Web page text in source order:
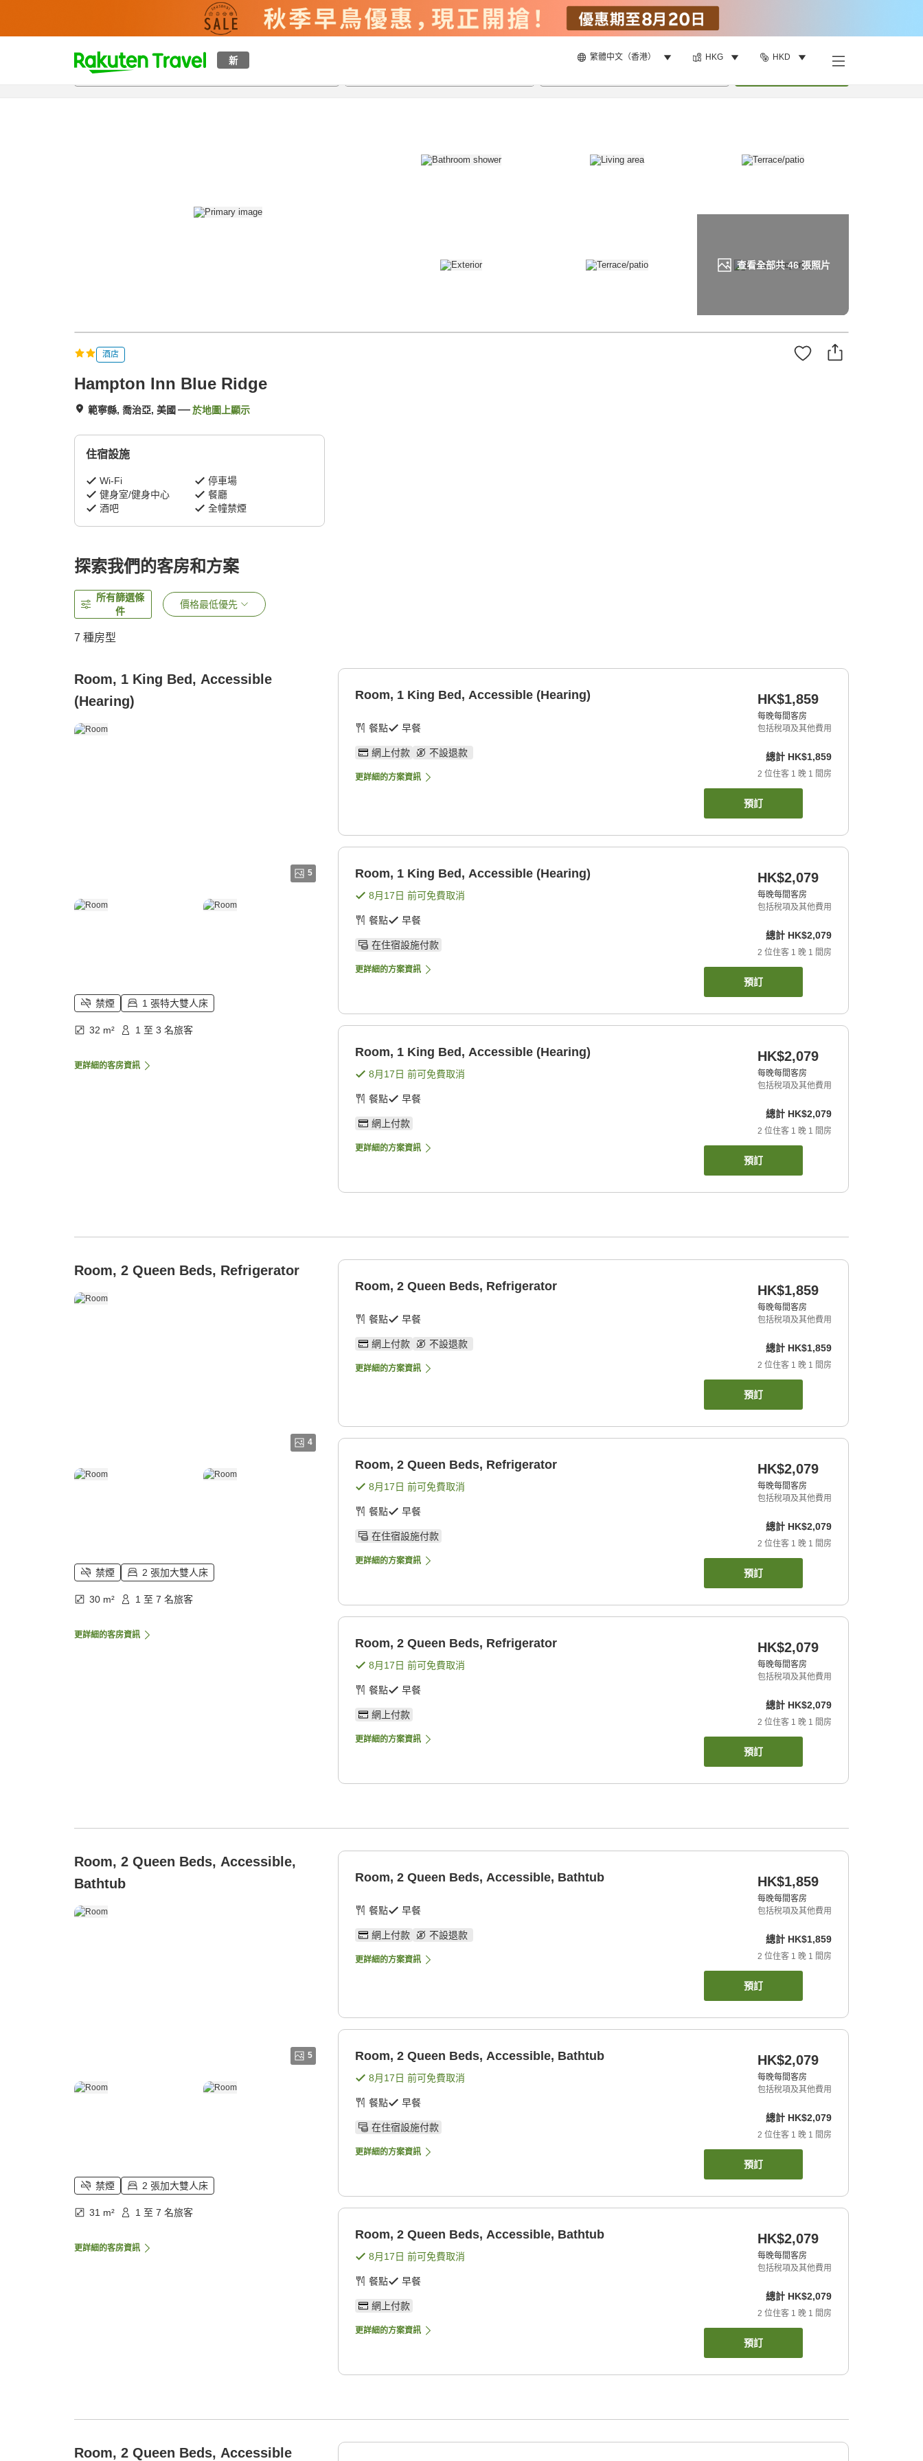
新 繁體中文（香港） HKG HKD
t
p
查看全部共46張照片
概覽房間及住宿方案 評價設施
酒店
Hampton Inn Blue Ridge
範寧縣, 喬治亞, 美國 於地圖上顯示
住宿設施
Wi-Fi
停車場
健身室/健身中心
餐廳
酒吧
全幢禁煙
探索我們的客房和方案
所有篩選條
件
價格最低優先
7 種房型
Room, 1 King Bed, Accessible
(Hearing)
5
禁煙 1 張特大雙人床
32 m² 1 至 3 名旅客
更詳細的客房資訊
Room, 1 King Bed, Accessible (Hearing)
餐點 早餐
網上付款 不設退款
更詳細的方案資訊
HK$1,859
每晚每間客房
包括稅項及其他費用
總計 HK$1,859
2 位住客 1 晚 1 間房
預訂
Room, 1 King Bed, Accessible (Hearing)
8月17日 前可免費取消
餐點 早餐
在住宿設施付款
更詳細的方案資訊
HK$2,079
每晚每間客房
包括稅項及其他費用
總計 HK$2,079
2 位住客 1 晚 1 間房
預訂
Room, 1 King Bed, Accessible (Hearing)
8月17日 前可免費取消
餐點 早餐
網上付款
更詳細的方案資訊
HK$2,079
每晚每間客房
包括稅項及其他費用
總計 HK$2,079
2 位住客 1 晚 1 間房
預訂
Room, 2 Queen Beds, Refrigerator
4
禁煙 2 張加大雙人床
30 m² 1 至 7 名旅客
更詳細的客房資訊
Room, 2 Queen Beds, Refrigerator
餐點 早餐
網上付款 不設退款
更詳細的方案資訊
HK$1,859
每晚每間客房
包括稅項及其他費用
總計 HK$1,859
2 位住客 1 晚 1 間房
預訂
Room, 2 Queen Beds, Refrigerator
8月17日 前可免費取消
餐點 早餐
在住宿設施付款
更詳細的方案資訊
HK$2,079
每晚每間客房
包括稅項及其他費用
總計 HK$2,079
2 位住客 1 晚 1 間房
預訂
Room, 2 Queen Beds, Refrigerator
8月17日 前可免費取消
餐點 早餐
網上付款
更詳細的方案資訊
HK$2,079
每晚每間客房
包括稅項及其他費用
總計 HK$2,079
2 位住客 1 晚 1 間房
預訂
Room, 2 Queen Beds, Accessible,
Bathtub
5
禁煙 2 張加大雙人床
31 m² 1 至 7 名旅客
更詳細的客房資訊
Room, 2 Queen Beds, Accessible, Bathtub
餐點 早餐
網上付款 不設退款
更詳細的方案資訊
HK$1,859
每晚每間客房
包括稅項及其他費用
總計 HK$1,859
2 位住客 1 晚 1 間房
預訂
Room, 2 Queen Beds, Accessible, Bathtub
8月17日 前可免費取消
餐點 早餐
在住宿設施付款
更詳細的方案資訊
HK$2,079
每晚每間客房
包括稅項及其他費用
總計 HK$2,079
2 位住客 1 晚 1 間房
預訂
Room, 2 Queen Beds, Accessible, Bathtub
8月17日 前可免費取消
餐點 早餐
網上付款
更詳細的方案資訊
HK$2,079
每晚每間客房
包括稅項及其他費用
總計 HK$2,079
2 位住客 1 晚 1 間房
預訂
Room, 2 Queen Beds, Accessible